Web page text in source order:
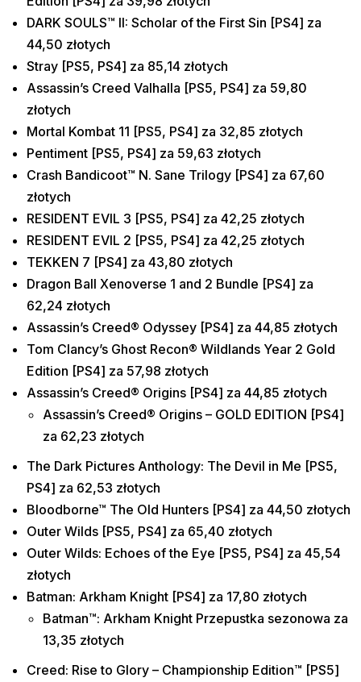
DARK SOULS™ II: Scholar of the First Sin [PS4] za
44,50 złotych
Stray [PS5, PS4] za 85,14 złotych
Assassin’s Creed Valhalla [PS5, PS4] za 59,80
złotych
Mortal Kombat 11 [PS5, PS4] za 32,85 złotych
Pentiment [PS5, PS4] za 59,63 złotych
Crash Bandicoot™ N. Sane Trilogy [PS4] za 67,60
złotych
RESIDENT EVIL 3 [PS5, PS4] za 42,25 złotych
RESIDENT EVIL 2 [PS5, PS4] za 42,25 złotych
TEKKEN 7 [PS4] za 43,80 złotych
Dragon Ball Xenoverse 1 and 2 Bundle [PS4] za
62,24 złotych
Assassin’s Creed® Odyssey [PS4] za 44,85 złotych
Tom Clancy’s Ghost Recon® Wildlands Year 2 Gold
Edition [PS4] za 57,98 złotych
Assassin’s Creed® Origins [PS4] za 44,85 złotych
Assassin’s Creed® Origins – GOLD EDITION [PS4]
za 62,23 złotych
The Dark Pictures Anthology: The Devil in Me [PS5,
PS4] za 62,53 złotych
Bloodborne™ The Old Hunters [PS4] za 44,50 złotych
Outer Wilds [PS5, PS4] za 65,40 złotych
Outer Wilds: Echoes of the Eye [PS5, PS4] za 45,54
złotych
Batman: Arkham Knight [PS4] za 17,80 złotych
Batman™: Arkham Knight Przepustka sezonowa za
13,35 złotych
Creed: Rise to Glory – Championship Edition™ [PS5]